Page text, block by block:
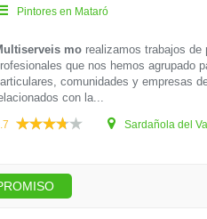
Pintores en Mataró
mo realizamos trabajos de
que nos hemos agrupado
comunidades y empresas
con la...
Sardañola del